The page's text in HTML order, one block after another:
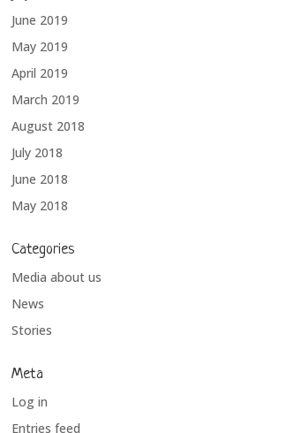
June 2019
May 2019
April 2019
March 2019
August 2018
July 2018
June 2018
May 2018
Categories
Media about us
News
Stories
Meta
Log in
Entries feed